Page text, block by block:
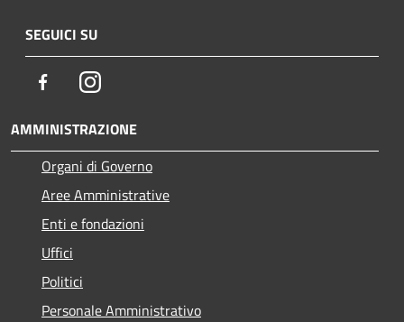
SEGUICI SU
FacebookInstagram
AMMINISTRAZIONE
Organi di Governo
Aree Amministrative
Enti e fondazioni
Uffici
Politici
Personale Amministrativo